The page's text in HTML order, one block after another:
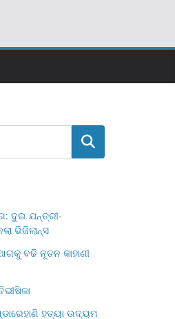
Search
ଦୁଇ ଯନ୍ତ୍ରୀ-
ଭିଜିଲାନ୍ସ
ବଢି ନୂତନ କାହାଣୀ
ହତ୍ୟା ଉଦ୍ୟମ